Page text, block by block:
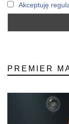
Akceptuję
PREMIER